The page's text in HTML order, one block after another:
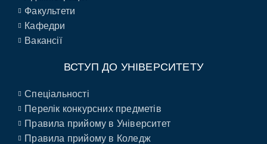
Факультети
Кафедри
Вакансії
ВСТУП ДО УНІВЕРСИТЕТУ
Спеціальності
Перелік конкурсних предметів
Правила прийому в Університет
Правила прийому в Коледж